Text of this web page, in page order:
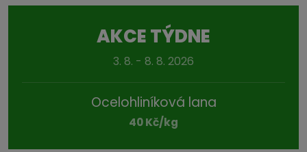
AKCE TÝDNE
3. 8. - 8. 8. 2026
Ocelohliníková lana
40 Kč/kg